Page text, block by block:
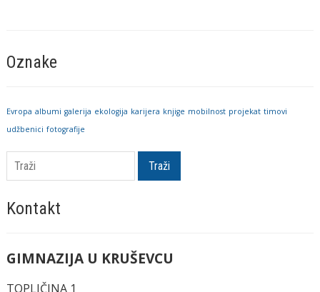
Oznake
Evropa albumi galerija ekologija karijera knjige mobilnost projekat timovi
udžbenici fotografije
Traži
Kontakt
GIMNAZIJA U KRUŠEVCU
TOPLIČINA 1